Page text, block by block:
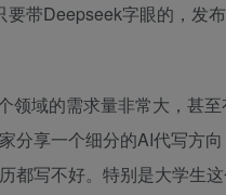
带Deepseek字眼的，发
领域的需求量非常大，甚
分享一个细分的AI代写方
都写不好。特别是大学生